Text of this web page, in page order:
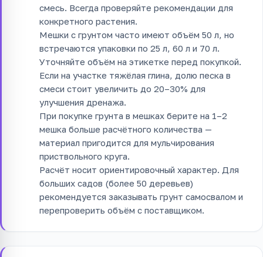
смесь. Всегда проверяйте рекомендации для
конкретного растения.
Мешки с грунтом часто имеют объём 50 л, но
встречаются упаковки по 25 л, 60 л и 70 л.
Уточняйте объём на этикетке перед покупкой.
Если на участке тяжёлая глина, долю песка в
смеси стоит увеличить до 20–30% для
улучшения дренажа.
При покупке грунта в мешках берите на 1–2
мешка больше расчётного количества —
материал пригодится для мульчирования
приствольного круга.
Расчёт носит ориентировочный характер. Для
больших садов (более 50 деревьев)
рекомендуется заказывать грунт самосвалом и
перепроверить объём с поставщиком.